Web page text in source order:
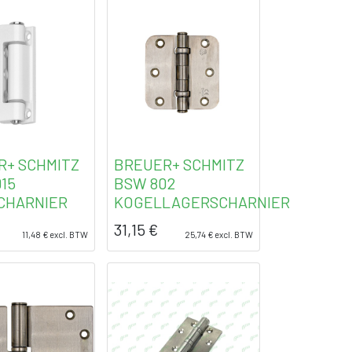
SCHMITZ
11,48 € excl. BTW
BREUER+ SCHMITZ
BSW 802
KOGELLAGERSCHARNIER
31,15 € 25,74 € excl. BTW